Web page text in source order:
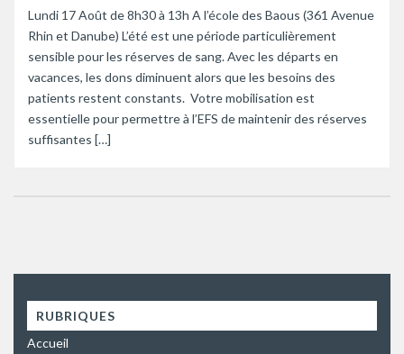
Lundi 17 Août de 8h30 à 13h A l’école des Baous (361 Avenue
Rhin et Danube) L’été est une période particulièrement
sensible pour les réserves de sang. Avec les départs en
vacances, les dons diminuent alors que les besoins des
patients restent constants. Votre mobilisation est
essentielle pour permettre à l’EFS de maintenir des réserves
suffisantes […]
RUBRIQUES
Accueil